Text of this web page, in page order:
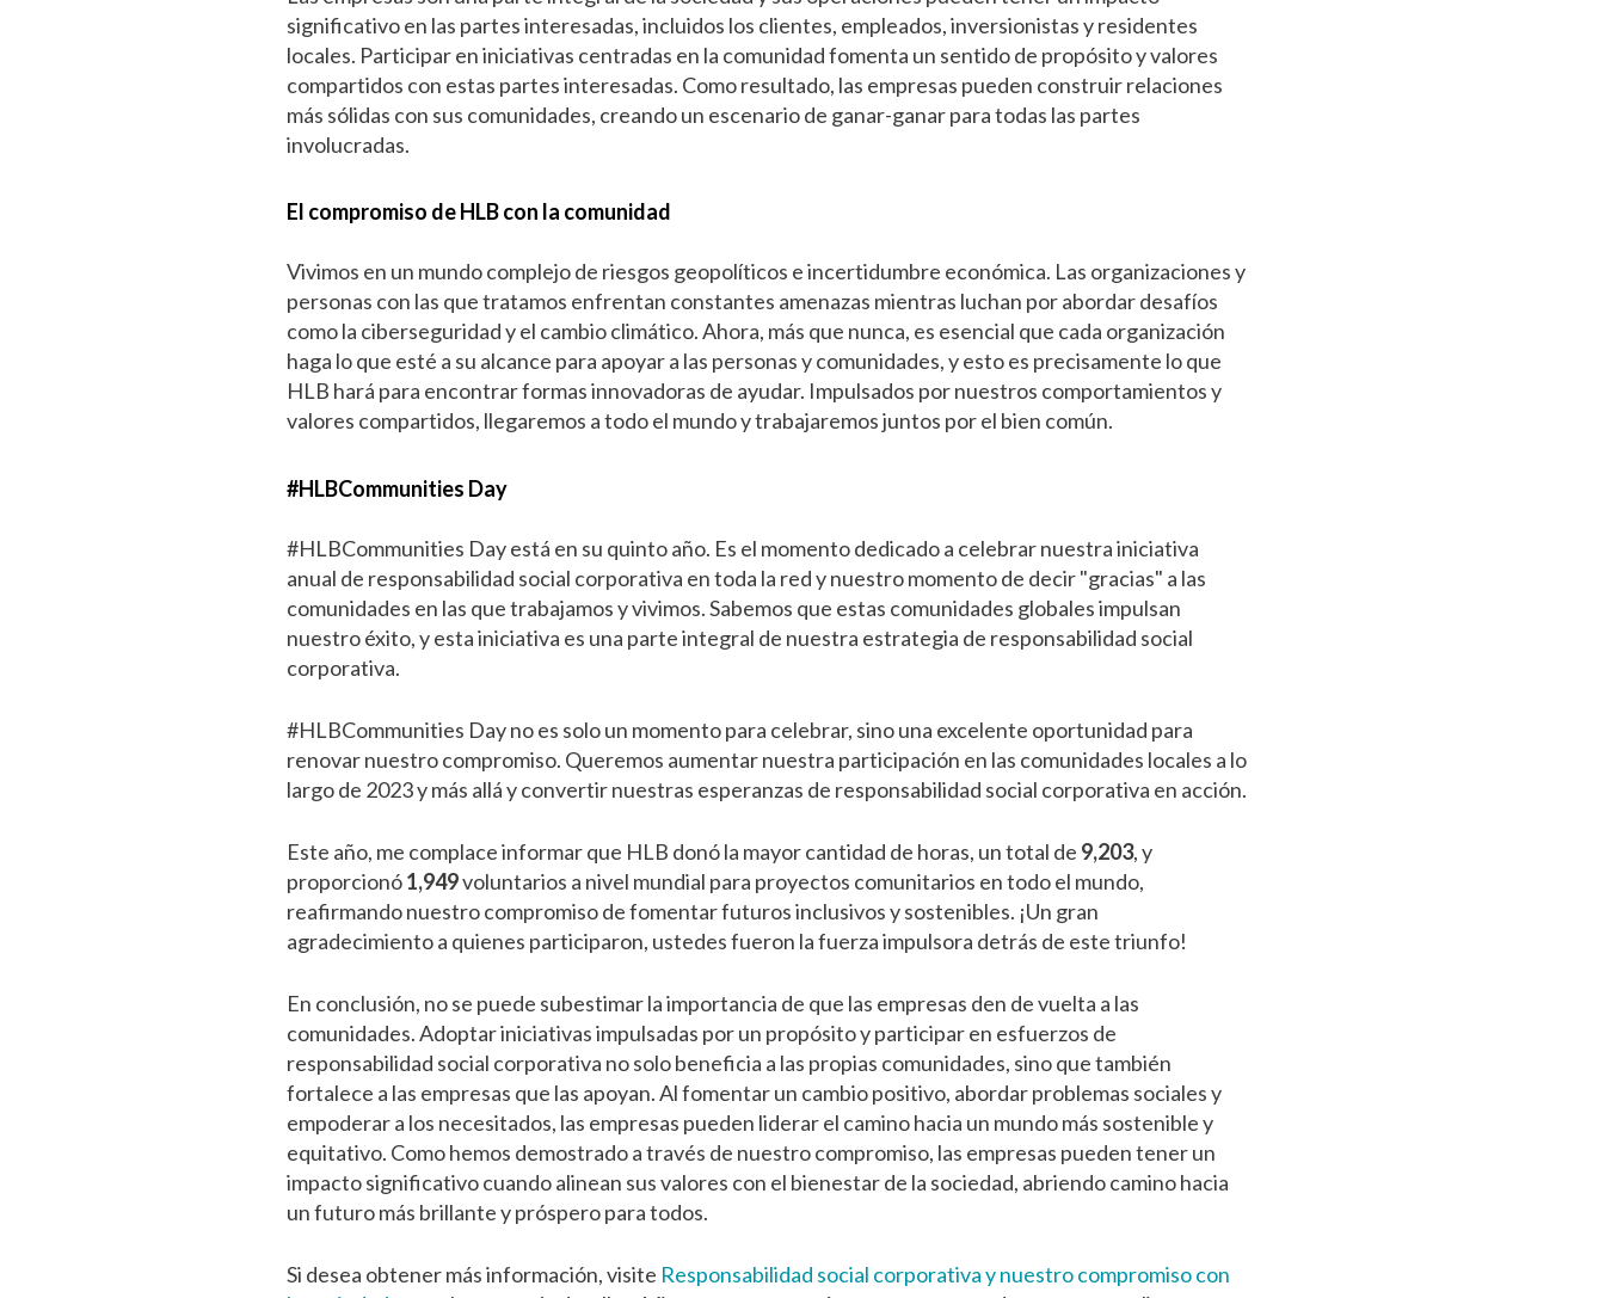
significativo en las partes interesadas, incluidos los clientes, empleados, inversionistas y residentes
locales. Participar en iniciativas centradas en la comunidad fomenta un sentido de propósito y valores
compartidos con estas partes interesadas. Como resultado, las empresas pueden construir relaciones
más sólidas con sus comunidades, creando un escenario de ganar-ganar para todas las partes
involucradas.
El compromiso de HLB con la comunidad
Vivimos en un mundo complejo de riesgos geopolíticos e incertidumbre económica. Las organizaciones y
personas con las que tratamos enfrentan constantes amenazas mientras luchan por abordar desafíos
como la ciberseguridad y el cambio climático. Ahora, más que nunca, es esencial que cada organización
haga lo que esté a su alcance para apoyar a las personas y comunidades, y esto es precisamente lo que
HLB hará para encontrar formas innovadoras de ayudar. Impulsados por nuestros comportamientos y
valores compartidos, llegaremos a todo el mundo y trabajaremos juntos por el bien común.
#HLBCommunities Day
#HLBCommunities Day está en su quinto año. Es el momento dedicado a celebrar nuestra iniciativa
anual de responsabilidad social corporativa en toda la red y nuestro momento de decir "gracias" a las
comunidades en las que trabajamos y vivimos. Sabemos que estas comunidades globales impulsan
nuestro éxito, y esta iniciativa es una parte integral de nuestra estrategia de responsabilidad social
corporativa.
#HLBCommunities Day no es solo un momento para celebrar, sino una excelente oportunidad para
renovar nuestro compromiso. Queremos aumentar nuestra participación en las comunidades locales a lo
largo de 2023 y más allá y convertir nuestras esperanzas de responsabilidad social corporativa en acción.
Este año, me complace informar que HLB donó la mayor cantidad de horas, un total de 9,203, y
proporcionó1,949voluntarios a nivel mundial para proyectos comunitarios en todo el mundo,
reafirmando nuestro compromiso de fomentar futuros inclusivos y sostenibles. ¡Un gran
agradecimiento a quienes participaron, ustedes fueron la fuerza impulsora detrás de este triunfo!
En conclusión, no se puede subestimar la importancia de que las empresas den de vuelta a las
comunidades. Adoptar iniciativas impulsadas por un propósito y participar en esfuerzos de
responsabilidad social corporativa no solo beneficia a las propias comunidades, sino que también
fortalece a las empresas que las apoyan. Al fomentar un cambio positivo, abordar problemas sociales y
empoderar a los necesitados, las empresas pueden liderar el camino hacia un mundo más sostenible y
equitativo. Como hemos demostrado a través de nuestro compromiso, las empresas pueden tener un
impacto significativo cuando alinean sus valores con el bienestar de la sociedad, abriendo camino hacia
un futuro más brillante y próspero para todos.
Si desea obtener más información, visite Responsabilidad social corporativa y nuestro compromiso con